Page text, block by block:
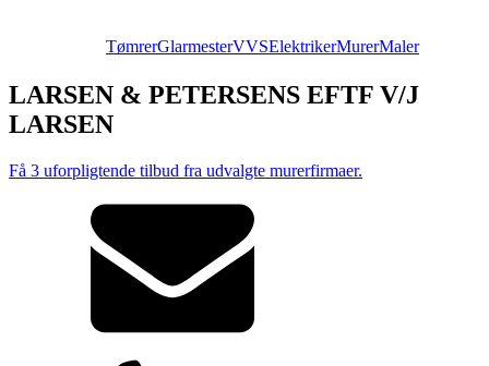
TømrerGlarmesterVVSElektrikerMurerMaler
LARSEN & PETERSENS EFTF V/J
LARSEN
Få 3 uforpligtende tilbud fra udvalgte murerfirmaer.